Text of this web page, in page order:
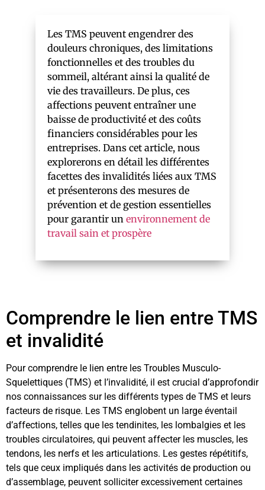
Les TMS peuvent engendrer des
douleurs chroniques, des limitations
fonctionnelles et des troubles du
sommeil, altérant ainsi la qualité de
vie des travailleurs. De plus, ces
affections peuvent entraîner une
baisse de productivité et des coûts
financiers considérables pour les
entreprises. Dans cet article, nous
explorerons en détail les différentes
facettes des invalidités liées aux TMS
et présenterons des mesures de
prévention et de gestion essentielles
pour garantir un environnement de
travail sain et prospère
Comprendre le lien entre TMS
et invalidité
Pour comprendre le lien entre les Troubles Musculo-
Squelettiques (TMS) et l’invalidité, il est crucial d’approfondir
nos connaissances sur les différents types de TMS et leurs
facteurs de risque. Les TMS englobent un large éventail
d’affections, telles que les tendinites, les lombalgies et les
troubles circulatoires, qui peuvent affecter les muscles, les
tendons, les nerfs et les articulations. Les gestes répétitifs,
tels que ceux impliqués dans les activités de production ou
d’assemblage, peuvent solliciter excessivement certaines